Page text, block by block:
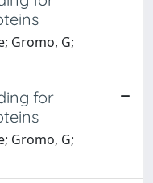
Gromo, G;
for
Gromo, G;